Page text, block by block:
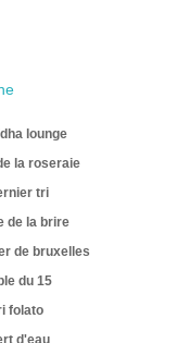
lounge
la roseraie
tri
de la brire
de bruxelles
du 15
folato
d'eau